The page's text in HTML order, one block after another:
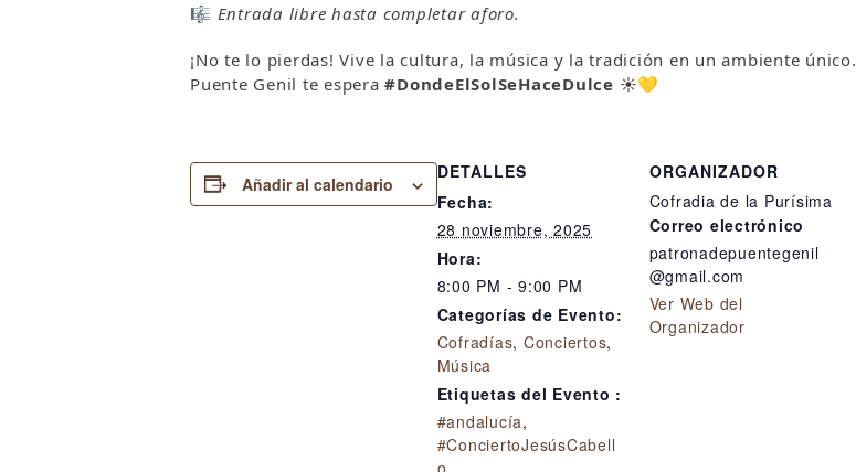
🎼 Entrada libre hasta completar aforo.
¡No te lo pierdas! Vive la cultura, la música y la tradición en un ambiente único.
Puente Genil te espera#DondeElSolSeHaceDulce ☀️💛
Añadir al calendario
DETALLES
Fecha:
28 noviembre, 2025
Hora:
8:00 PM - 9:00 PM
Categorías de Evento:
Cofradías, Conciertos,
Música
Etiquetas del Evento :
#andalucía,
#ConciertoJesúsCabell
o,
ORGANIZADOR
Cofradia de la Purísima
Correo electrónico
patronadepuentegenil
@gmail.com
Ver Web del
Organizador